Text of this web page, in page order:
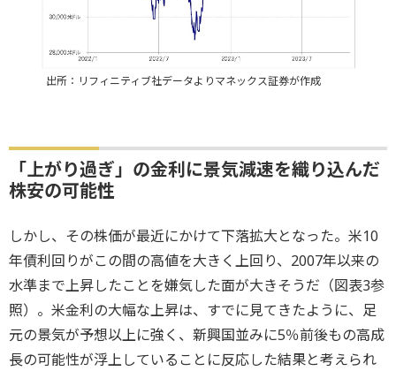
出所：リフィニティブ社データよりマネックス証券が作成
「上がり過ぎ」の金利に景気減速を織り込んだ
株安の可能性
しかし、その株価が最近にかけて下落拡大となった。米10
年債利回りがこの間の高値を大きく上回り、2007年以来の
水準まで上昇したことを嫌気した面が大きそうだ（図表3参
照）。米金利の大幅な上昇は、すでに見てきたように、足
元の景気が予想以上に強く、新興国並みに5％前後もの高成
長の可能性が浮上していることに反応した結果と考えられ